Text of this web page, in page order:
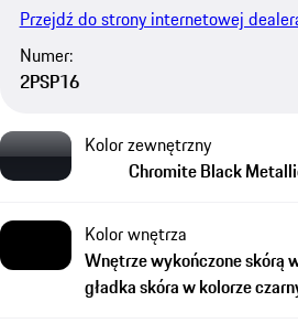
Przejdź do strony internetowej
Numer:
2PSP16
Kolor zewnętrzny
Chromite Black
Kolor wnętrza
Wnętrze wykończone skórą
gładka skóra w kolorze